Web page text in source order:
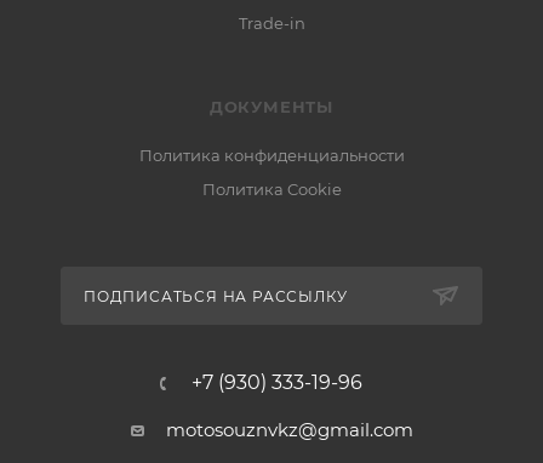
Trade-in
ДОКУМЕНТЫ
Политика конфиденциальности
Политика Cookie
ПОДПИСАТЬСЯ НА РАССЫЛКУ
+7 (930) 333-19-96
motosouznvkz@gmail.com